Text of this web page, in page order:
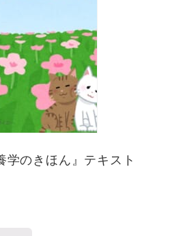
学のきほん』テキスト